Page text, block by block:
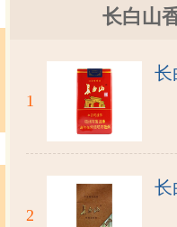
长白山
1
长
2
长